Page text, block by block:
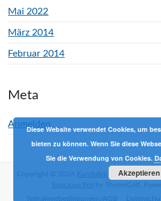
Mai 2022
März 2014
Februar 2014
Meta
Anmelden
Kundalini Yoga mit Phil
Diese Website verwendet Cookies, um
bieten zu können. Wenn Sie diese
Sie die Verwendung von Cookies.
Akzeptieren